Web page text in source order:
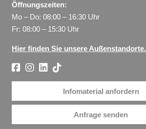
Öffnungszeiten:
Mo – Do: 08:00 – 16:30 Uhr
Fr: 08:00 – 15:30 Uhr
Hier finden Sie unsere Außenstandorte.
Infomaterial anfordern
Anfrage senden